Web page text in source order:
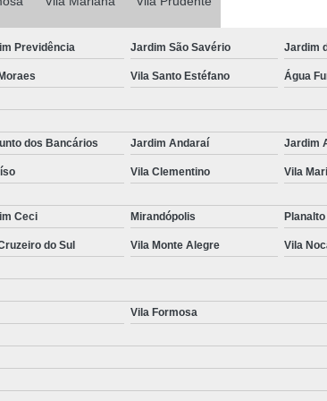
Laudo Completo
Laudo Completo para Transferência
Laudo de Transferência
Laudo para Transferência de Veículo
Laudo para Transferência
Perícia Cautelar Automotiva
Perícia
Perícia Cautelar de Veículos
Perícia Cautelar para Carros
Perícia Cautelar para
Vistoria de Identificação Veicular
Previdência Jardim São Savério Jardim
Vila Santo Estéfano
Água
dos Bancários Jardim Andaraí Jardim
Vila Clementino
Vila
Ceci Mirandópolis
do Sul Vila Monte Alegre Vila
Vila Formosa